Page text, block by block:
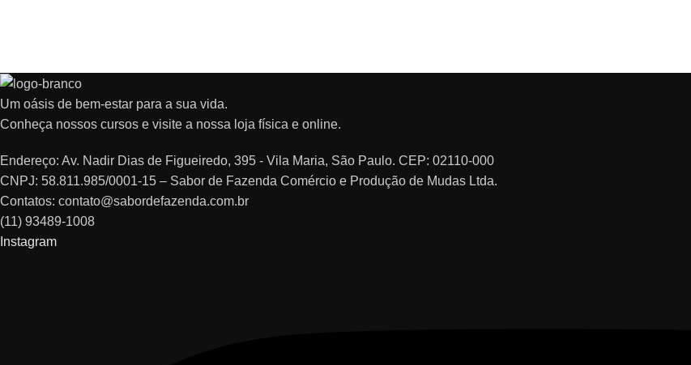
Um oásis de bem-estar para a sua vida.
Conheça nossos cursos e visite a nossa loja física e online.
Endereço: Av. Nadir Dias de Figueiredo, 395 - Vila Maria, São Paulo. CEP: 02110-000
CNPJ: 58.811.985/0001-15 – Sabor de Fazenda Comércio e Produção de Mudas Ltda.
Contatos: contato@sabordefazenda.com.br
(11) 93489-1008
Instagram